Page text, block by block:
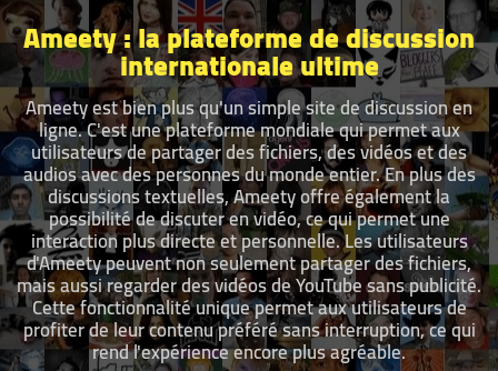
Ameety : la plateforme de discussion
internationale ultime
Ameety est bien plus qu'un simple site de discussion en
ligne. C'est une plateforme mondiale qui permet aux
utilisateurs de partager des fichiers, des vidéos et des
audios avec des personnes du monde entier. En plus des
discussions textuelles, Ameety offre également la
possibilité de discuter en vidéo, ce qui permet une
interaction plus directe et personnelle. Les utilisateurs
d'Ameety peuvent non seulement partager des fichiers,
mais aussi regarder des vidéos de YouTube sans publicité.
Cette fonctionnalité unique permet aux utilisateurs de
profiter de leur contenu préféré sans interruption, ce qui
rend l'expérience encore plus agréable.